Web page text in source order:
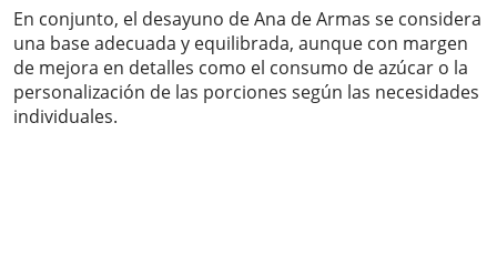
En conjunto, el desayuno de Ana de Armas se considera
una base adecuada y equilibrada, aunque con margen
de mejora en detalles como el consumo de azúcar o la
personalización de las porciones según las necesidades
individuales.